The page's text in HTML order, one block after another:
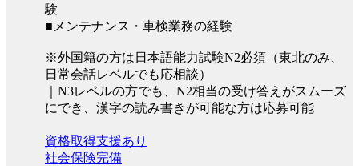
験
■メンテナンス・車検業務の経験
※外国籍の方は日本語能力試験N2必須（東北のみ、
日常会話レベルでも応相談）
｜N3レベルの方でも、N2相当の受け答えがスムーズ
にでき、漢字の読み書きが可能な方は応募可能
資格取得支援あり
社会保険完備